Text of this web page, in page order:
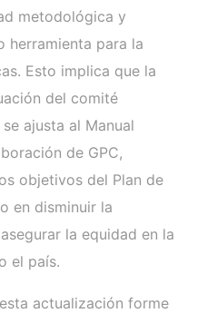
metodológica y
herramienta para la
Esto implica que la
del comité
ajusta al Manual
de GPC,
objetivos del Plan de
en disminuir la
la equidad en la
el país.
actualización forme